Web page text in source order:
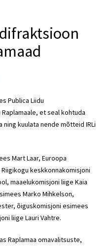
Publica Liidu
et seal kohtuda
kuulata nende mõtteid IRLi
Mart Laar, Euroopa
keskkonnakomisjoni
maaelukomisjoni liige Kaia
Marko Mihkelson,
õiguskomisjoni esimees
liige Lauri Vahtre.
Raplamaa omavalitsuste,